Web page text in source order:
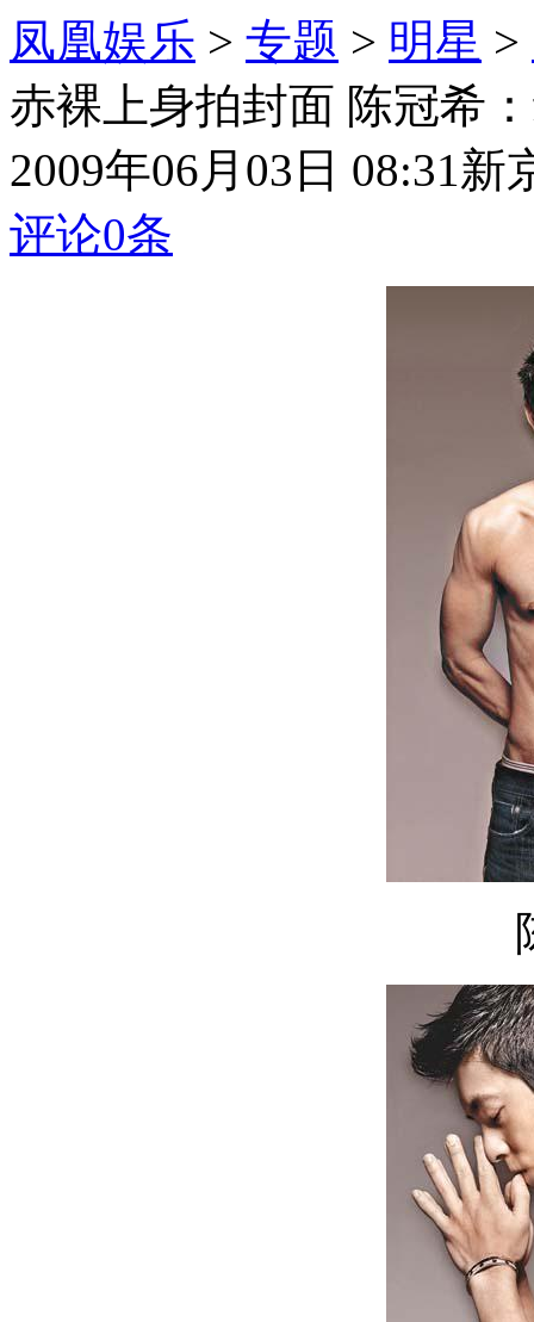
凤凰娱乐 > 专题 > 明星 >
赤裸上身拍封面 陈冠希
2009年06月03日 08:31新
评论0条